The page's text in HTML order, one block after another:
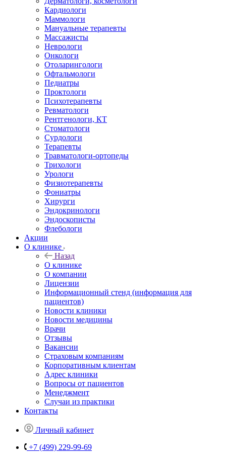
Кардиологи
Маммологи
Мануальные терапевты
Массажисты
Неврологи
Онкологи
Отоларингологи
Офтальмологи
Педиатры
Проктологи
Психотерапевты
Ревматологи
Рентгенологи, КТ
Стоматологи
Сурдологи
Терапевты
Травматологи-ортопеды
Трихологи
Урологи
Физиотерапевты
Фониатры
Хирурги
Эндокринологи
Эндоскописты
Флебологи
Акции
О клинике
Назад
О клинике
О компании
Лицензии
Информационный стенд (информация для
пациентов)
Новости клиники
Новости медицины
Врачи
Отзывы
Вакансии
Страховым компаниям
Корпоративным клиентам
Адрес клиники
Вопросы от пациентов
Менеджмент
Случаи из практики
Контакты
Личный кабинет
+7 (499) 229-99-69